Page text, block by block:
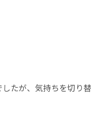
たが、気持ちを切り